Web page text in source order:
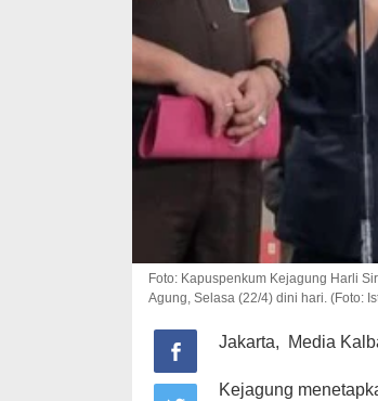
Foto: Kapuspenkum Kejagung Harli
Agung, Selasa (22/4) dini hari. (Foto:
Jakarta, Media
Kejagung